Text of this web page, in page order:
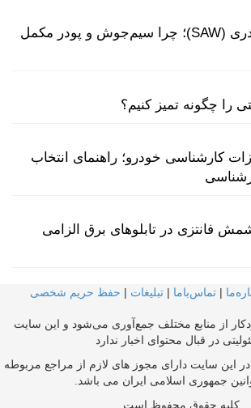
جوشکاری زیرپودری (SAW)؛ چرا سیم‌جوش و پودر مکمل
را چگونه تمیز کنیم؟
کارشناسی خودرو؛ راهنمای انتخاب
فانتزی در تابلوهای برق الزامی
| تماس‌با‌ما | تبلیغات | حفظ حریم شخصی
از منابع مختلف جمع‌آوری می‌شود و این سایت
در قبال محتوای اخبار ندارد
این سایت دارای مجوز های لازم از مراجع مربوطه
جمهوری اسلامی ایران می باشد.
کلیه حقوق محفوظ است